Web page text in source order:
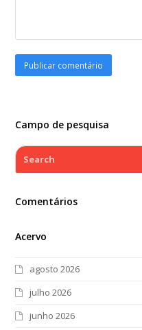
Campo de pesquisa
Search
Comentários
Acervo
agosto 2026
julho 2026
junho 2026